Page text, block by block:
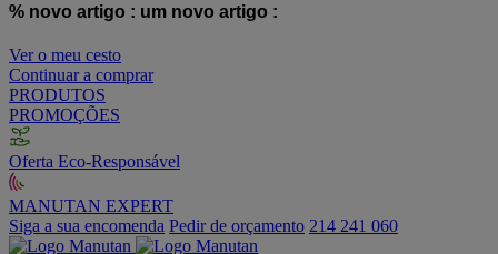
% novo artigo : um novo artigo :
Ver o meu cesto
Continuar a comprar
PRODUTOS
PROMOÇÕES
Oferta Eco-Responsável
MANUTAN EXPERT
Siga a sua encomenda Pedir de orçamento 214 241 060